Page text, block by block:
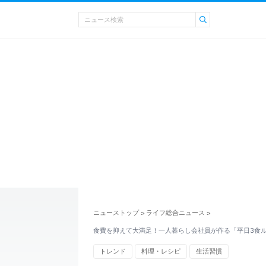
ニューストップ > ライフ総合ニュース >
食費を抑えて大満足！一人暮らし会社員が作る「平日3食
トレンド 料理・レシピ 生活習慣